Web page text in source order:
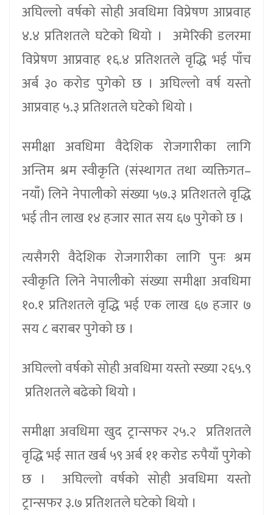
अघिल्लो वर्षको सोही अवधिमा विप्रेषण आप्रवाह
४.४ प्रतिशतले घटेको थियो । अमेरिकी डलरमा
विप्रेषण आप्रवाह १६.४ प्रतिशतले वृद्धि भई पाँच
अर्ब ३० करोड पुगेको छ । अघिल्लो वर्ष यस्तो
आप्रवाह ५.३ प्रतिशतले घटेको थियो ।
समीक्षा अवधिमा वैदेशिक रोजगारीका लागि
अन्तिम श्रम स्वीकृति (संस्थागत तथा व्यक्तिगत–
नयाँ) लिने नेपालीको संख्या ५७.३ प्रतिशतले वृद्धि
भई तीन लाख १४ हजार सात सय ६७ पुगेको छ ।
त्यसैगरी वैदेशिक रोजगारीका लागि पुनः श्रम
स्वीकृति लिने नेपालीको संख्या समीक्षा अवधिमा
१०.१ प्रतिशतले वृद्धि भई एक लाख ६७ हजार ७
सय ८ बराबर पुगेको छ ।
अघिल्लो वर्षको सोही अवधिमा यस्तो स्ख्या २६५.९
प्रतिशतले बढेको थियो ।
समीक्षा अवधिमा खुद ट्रान्सफर २५.२ प्रतिशतले
वृद्धि भई सात खर्ब ५९ अर्ब ११ करोड रुपैयाँ पुगेको
छ । अघिल्लो वर्षको सोही अवधिमा यस्तो
ट्रान्सफर ३.७ प्रतिशतले घटेको थियो ।